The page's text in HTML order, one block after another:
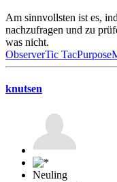
Am sinnvollsten ist es,
nachzufragen und zu
was nicht.
ObserverTic TacPurpose
knutsen
Neuling